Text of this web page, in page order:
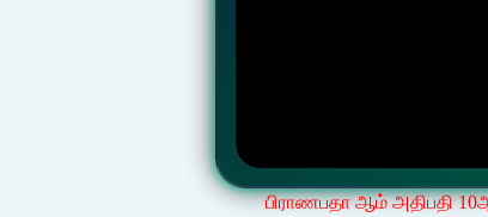
பிராணபதா ஆம் அதிபதி